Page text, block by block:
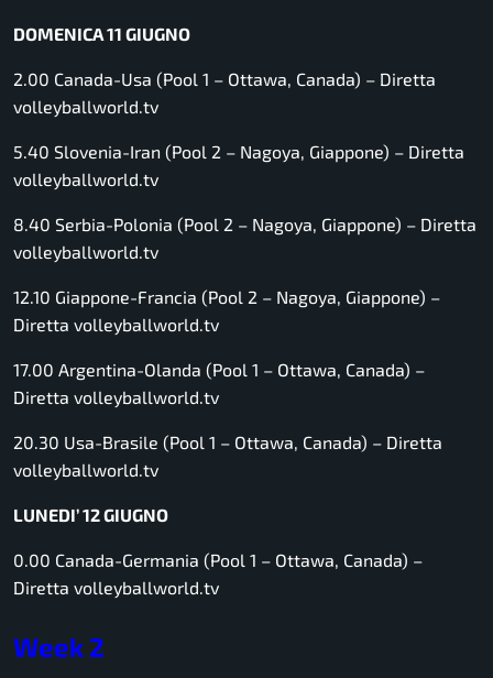
DOMENICA 11 GIUGNO
2.00 Canada-Usa (Pool 1 – Ottawa, Canada) – Diretta
volleyballworld.tv
5.40 Slovenia-Iran (Pool 2 – Nagoya, Giappone) – Diretta
volleyballworld.tv
8.40 Serbia-Polonia (Pool 2 – Nagoya, Giappone) – Diretta
volleyballworld.tv
12.10 Giappone-Francia (Pool 2 – Nagoya, Giappone) –
Diretta volleyballworld.tv
17.00 Argentina-Olanda (Pool 1 – Ottawa, Canada) –
Diretta volleyballworld.tv
20.30 Usa-Brasile (Pool 1 – Ottawa, Canada) – Diretta
volleyballworld.tv
LUNEDI’ 12 GIUGNO
0.00 Canada-Germania (Pool 1 – Ottawa, Canada) –
Diretta volleyballworld.tv
Week 2